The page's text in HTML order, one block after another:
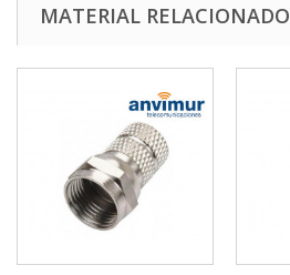
MATERIAL RELACIONADO